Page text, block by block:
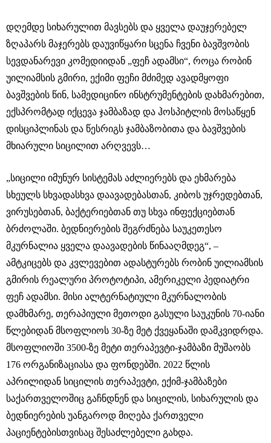
დღემდე სიხარულით მავსებს და ყველა დაუჯერებელ
ზღაპარს მაჯერებს დაუვიწყარი სცენა ჩვენი ბავშვობის
სევდანარევი კომედიიდან „ფეჩ ადამსი“, როცა რობინ
უილიამსის გმირი, ექიმი ფეჩი მძიმედ ავადმყოფი
ბავშვების წინ, სამედიცინო ინსტრუმენტების დახმარებით,
ექსპრომტად იქცევა ჯამბაზად და ჰოსპიტლის მოსაწყენ
დისციპლინას და წესრიგს ჯამბაზობითა და ბავშვების
მხიარული სიცილით არღვევს…
„სიცილი იმუნურ სისტემას აძლიერებს და ეხმარება
სხეულს სხვადასხვა დაავადებასთან, კიბოს უჯრედებთან,
ვირუსებთან, ბაქტერიებთან თუ სხვა ინფექციებთან
ბრძოლაში. ბედნიერების შეგრძნება საუკეთესო
მკურნალია ყველა დაავადების წინააღმდეგ“, –
ამტკიცებს და კვლევებით ადასტურებს რობინ უილიამსის
გმირის რეალური პროტოტიპი, ამერიკელი პედიატრი
ფეჩ ადამსი. მისი ალტერნატიული მკურნალობის
დამხმარე, თერაპიული მეთოდი გასული საუკუნის 70-იანი
წლებიდან მსოფლიოს 30-ზე მეტ ქვეყანაში დამკვიდრდა.
მსოფლიოში 3500-ზე მეტი თერაპევტი-ჯამბაზი მუშაობს
176 ორგანიზაციასა და ფონდებში. 2022 წლის
აპრილიდან სიცილის თერაპევტი, ექიმ-ჯამბაზები
საქართველოშიც გაჩნდნენ და სიცილის, სიხარულის და
ბედნიერების უანგაროდ მიღება ქართველი
პაციენტებისთვისაც შესაძლებელი გახდა.